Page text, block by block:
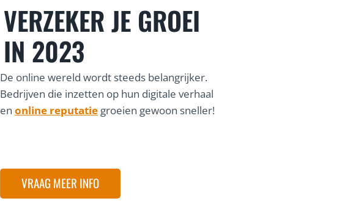
VERZEKER JE GROEI
IN 2023
De online wereld wordt steeds belangrijker.
Bedrijven die inzetten op hun digitale verhaal
en online reputatie groeien gewoon sneller!
VRAAG MEER INFO